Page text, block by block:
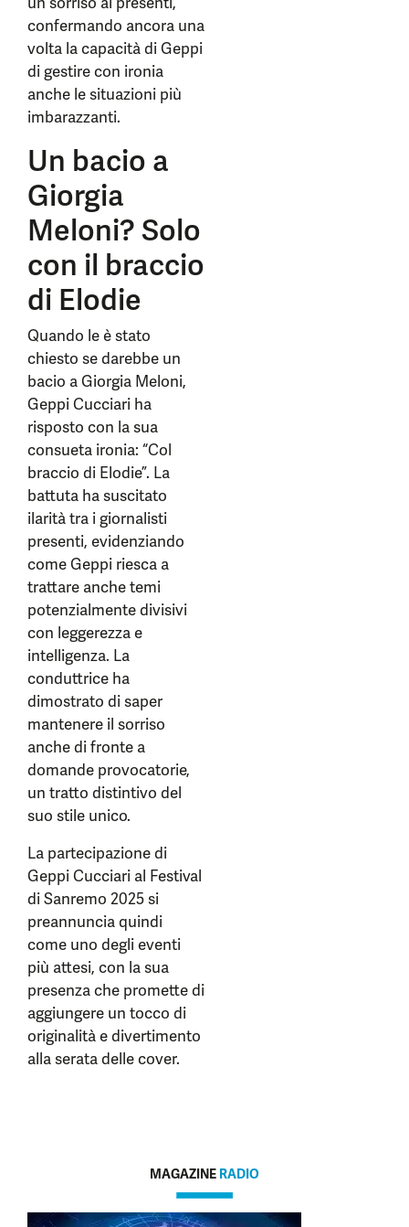
confermando ancora una
volta la capacità di Geppi
di gestire con ironia
anche le situazioni più
imbarazzanti.
Un bacio a
Giorgia
Meloni? Solo
con il braccio
di Elodie
Quando le è stato
chiesto se darebbe un
bacio a Giorgia Meloni,
Geppi Cucciari ha
risposto con la sua
consueta ironia: “Col
braccio di Elodie”. La
battuta ha suscitato
ilarità tra i giornalisti
presenti, evidenziando
come Geppi riesca a
trattare anche temi
potenzialmente divisivi
con leggerezza e
intelligenza. La
conduttrice ha
dimostrato di saper
mantenere il sorriso
anche di fronte a
domande provocatorie,
un tratto distintivo del
suo stile unico.
La partecipazione di
Geppi Cucciari al Festival
di Sanremo 2025 si
preannuncia quindi
come uno degli eventi
più attesi, con la sua
presenza che promette di
aggiungere un tocco di
originalità e divertimento
alla serata delle cover.
MAGAZINE RADIO